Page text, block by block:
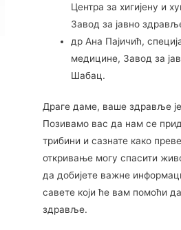
Центра за хигијену и
Завод за јавно
др Ана Пајичић,
медицине, Завод за
Шабац.
Драге даме, ваше здравље
Позивамо вас да нам се
трибини и сазнате како
откривање могу спасити
да добијете важне
савете који ће вам помоћи
здравље.